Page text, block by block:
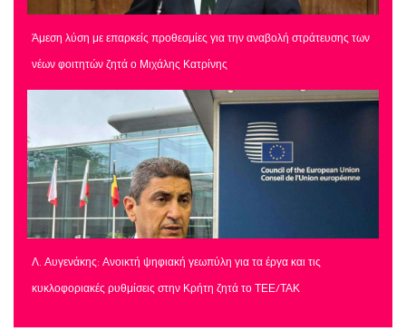
Άμεση λύση με επαρκείς προθεσμίες για την αναβολή στράτευσης των
νέων φοιτητών ζητά ο Μιχάλης Κατρίνης
Λ. Αυγενάκης: Ανοικτή ψηφιακή γεωπύλη για τα έργα και τις
κυκλοφοριακές ρυθμίσεις στην Κρήτη ζητά το ΤΕΕ/ΤΑΚ